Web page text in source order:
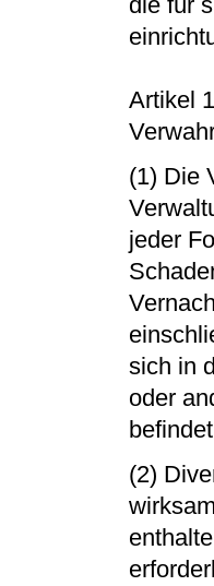
die für
Artikel
(1) Die
jeder
sich in
oder
(2)